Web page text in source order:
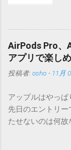
りませんので無
ため、Mac独自の
す。） Ver.0.3.0
まとめてあります
合は一つずつ順に
ません。改造し
お知らせするの
うに使うものか説
ル本文の1行目に
な
ア
に
い
す
デ
プ
AirPods Pro、
アプリで楽し
投稿者: osho - 11月
アップルはやっ
先日のエントリ
たせないのは何
はiPhoneに接続